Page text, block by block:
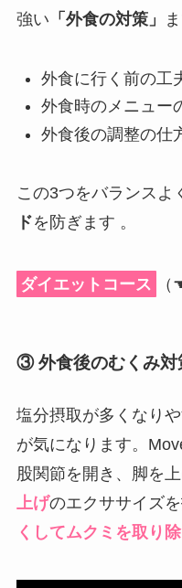
強い 「外食の対策」
外食に行く前の工
外食時のメニュー
外食後の調整の仕
この3つをバランスよ
ドを防ぎます 。
ダイエットコース
③ 外食後のむくみ対
塩分摂取が多くなり
が気になります。
股関節を開き、脚を
上げのエクササイズを
くしてムクミを取り除